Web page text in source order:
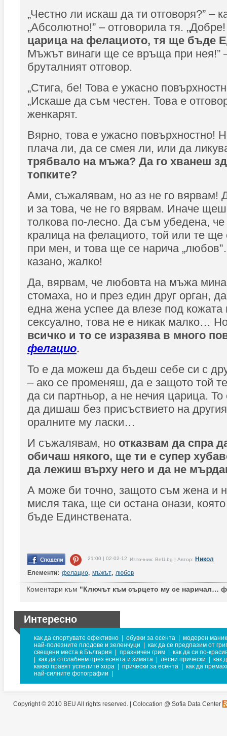
„Честно ли искаш да ти отговоря?” –
„Абсолютно!” – отговорила тя.
царица на фелациото, тя ще бъде
Мъжът винаги ще се връща при нея!”
бруталният отговор.
„Стига, бе! Това е ужасно
„Искаше да съм честен. Това е
женкарят.
Вярно, това е ужасно повърхностно!
плача ли, да се смея ли, или да
трябвало на мъжа? Да го хванеш
топките?
Ами, съжалявам, но аз не го вярвам!
и за това, че не го вярвам. Иначе
толкова по-лесно. Да съм убедена,
кралица на фелациото, той или те
при мен, и това ще се нарича
казано, жалко!
Да, вярвам, че любовта на мъжа
стомаха, но и през един друг орган,
една жена успее да влезе под
сексуално, това не е никак малко…
всичко и то се изразява в много
фелацио.
То е да можеш да бъдеш себе си с
– ако се променяш, да е защото той
да си партньор, а не нечия царица.
да дишаш без присъствието на
оралните му ласки…
И съжалявам, но отказвам да спра
обичаш някого, ще ти е супер
да лежиш върху него и да не
А може би точно, защото съм жена и
мисля така, ще си остана онази,
бъде Единствената.
21:00 | 02-02-12 Източник: BeU.bg | Автор: Никол
Елементи: фелацио, мъжът, любов
Коментари към "Ключът към сърцето му се наричал…
Интересно
как да спортувате ефективно обувки за есента
модерен
най-полезните плодове и зеленчуци
как да се предпазим от
свещени места в България
празничен грим
как да си по-
как да отслабнем през есента и зимата лесни прически
как
какво правят успелите хора
прически за есента
как да
най-силните фотографии
Copyright © 2010 BEU All rights reserved. | Colocation @ Sofia Data Center